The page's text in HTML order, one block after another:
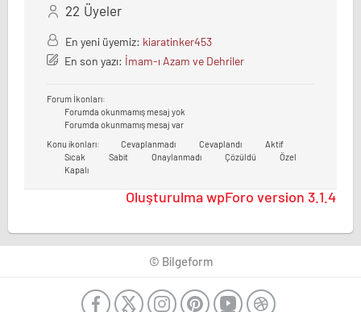
22 Üyeler
En yeni üyemiz: kiaratinker453
En son yazı: İmam-ı Azam ve Dehriler
Forum İkonları:
Forumda okunmamış mesaj yok
Forumda okunmamış mesaj var
Konu ikonları:
Cevaplanmadı Cevaplandı
Aktif
Sıcak
Sabit Onaylanmadı Çözüldü
Özel
Kapalı
Oluşturulma wpForo version 3.1.4
© Bilgeform